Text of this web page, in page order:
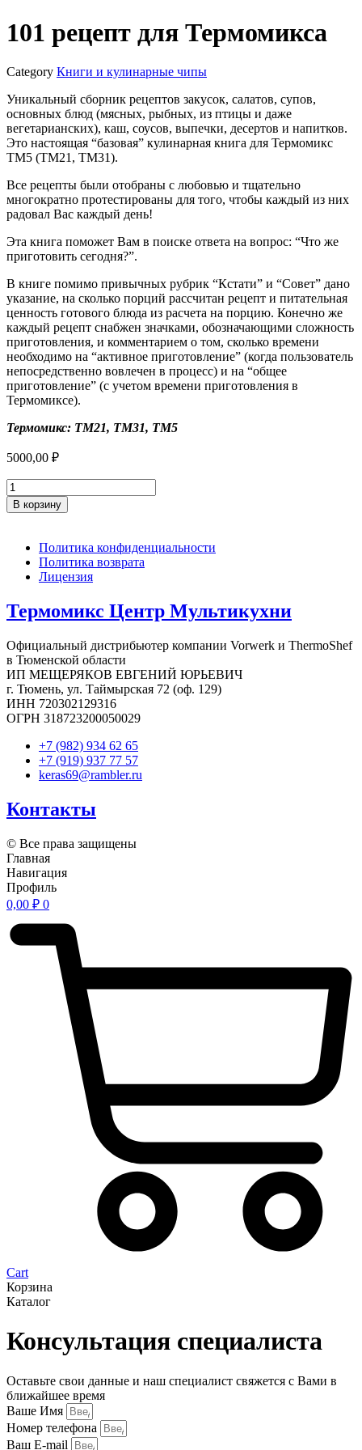
101 рецепт для Термомикса
Category Книги и кулинарные чипы
Уникальный сборник рецептов закусок, салатов, супов,
основных блюд (мясных, рыбных, из птицы и даже
вегетарианских), каш, соусов, выпечки, десертов и напитков.
Это настоящая “базовая” кулинарная книга для Термомикс
ТМ5 (ТМ21, ТМ31).
Все рецепты были отобраны с любовью и тщательно
многократно протестированы для того, чтобы каждый из них
радовал Вас каждый день!
Эта книга поможет Вам в поиске ответа на вопрос: “Что же
приготовить сегодня?”.
В книге помимо привычных рубрик “Кстати” и “Совет” дано
указание, на сколько порций рассчитан рецепт и питательная
ценность готового блюда из расчета на порцию. Конечно же
каждый рецепт снабжен значками, обозначающими сложность
приготовления, и комментарием о том, сколько времени
необходимо на “активное приготовление” (когда пользователь
непосредственно вовлечен в процесс) и на “общее
приготовление” (с учетом времени приготовления в
Термомиксе).
Термомикс: ТМ21, ТМ31, ТМ5
5000,00 ₽
Количество
товара
101
Термомикса
В корзину
Политика конфиденциальности
Политика возврата
Лицензия
Термомикс Центр Мультикухни
Официальный дистрибьютер компании Vorwerk и ThermoShef
в Тюменской области
ИП МЕЩЕРЯКОВ ЕВГЕНИЙ ЮРЬЕВИЧ
г. Тюмень, ул. Таймырская 72 (оф. 129)
ИНН 720302129316
ОГРН 318723200050029
+7 (982) 934 62 65
+7 (919) 937 77 57
keras69@rambler.ru
Контакты
© Все права защищены
Главная
Навигация
Профиль
0,00 ₽ 0
Cart
Корзина
Каталог
Консультация специалиста
Оставьте свои данные и наш специалист свяжется с Вами в
ближайшее время
Ваше Имя
Номер телефона
Ваш E-mail